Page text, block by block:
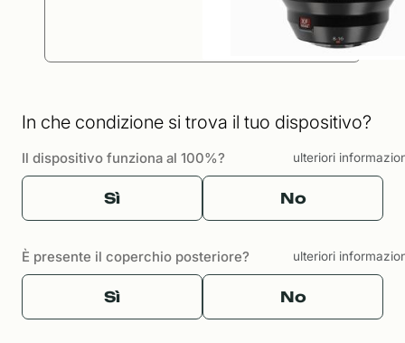
In che condizione si trova il tuo dispositivo?
Il dispositivo funziona al 100%? ulteriori
Sì No
È presente il coperchio posteriore? ulteriori
Sì No